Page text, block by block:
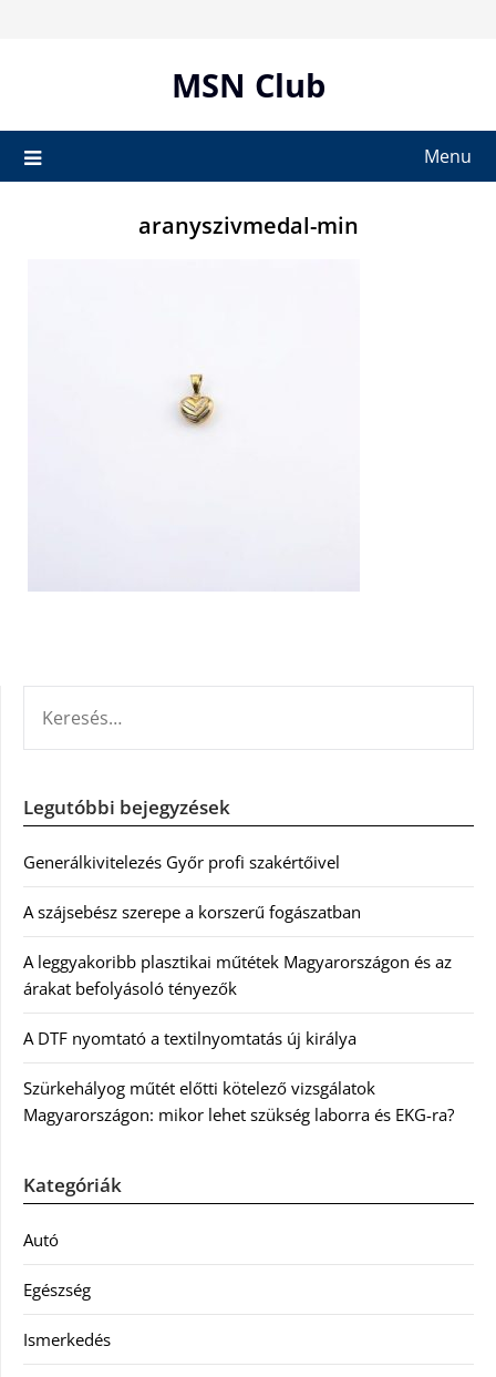
MSN Club
Menu
aranyszivmedal-min
Legutóbbi bejegyzések
Generálkivitelezés Győr profi szakértőivel
A szájsebész szerepe a korszerű fogászatban
A leggyakoribb plasztikai műtétek Magyarországon és az
árakat befolyásoló tényezők
A DTF nyomtató a textilnyomtatás új királya
Szürkehályog műtét előtti kötelező vizsgálatok
Magyarországon: mikor lehet szükség laborra és EKG-ra?
Kategóriák
Autó
Egészség
Ismerkedés